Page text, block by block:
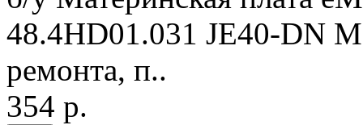
48.4HD01.031 JE40-DN
ремонта, п..
354 р.